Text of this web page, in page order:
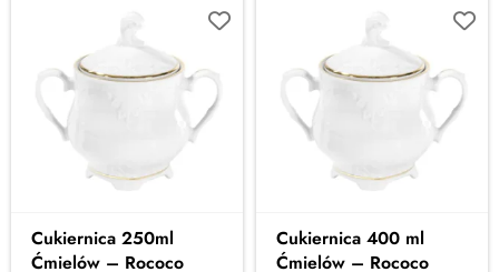
Cukiernica 250ml
Ćmielów – Rococo
Cukiernica 400 ml
Ćmielów – Rococo